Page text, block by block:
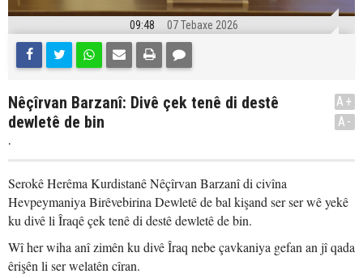
09:48 07 Tebaxe 2026
Nêçîrvan Barzanî: Divê çek tenê di destê
dewletê de bin
.
A+
A-
Serokê Herêma Kurdistanê Nêçîrvan Barzanî di civîna
Hevpeymaniya Birêvebirina Dewletê de bal kişand ser ser wê yekê
ku divê li Îraqê çek tenê di destê dewletê de bin.
Wî her wiha anî zimên ku divê Îraq nebe çavkaniya gefan an jî qada
êrişên li ser welatên cîran.